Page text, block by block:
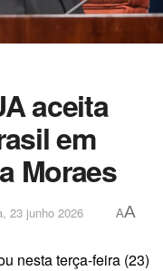
aceita
em
Moraes
23 junho 2026 AA
nesta terça-feira (23)